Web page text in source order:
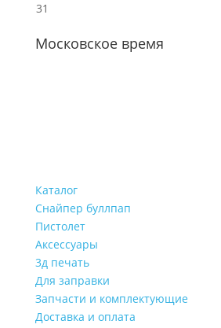
31
Московское время
Каталог
Снайпер буллпап
Пистолет
Аксессуары
3д печать
Для заправки
Запчасти и комплектующие
Доставка и оплата